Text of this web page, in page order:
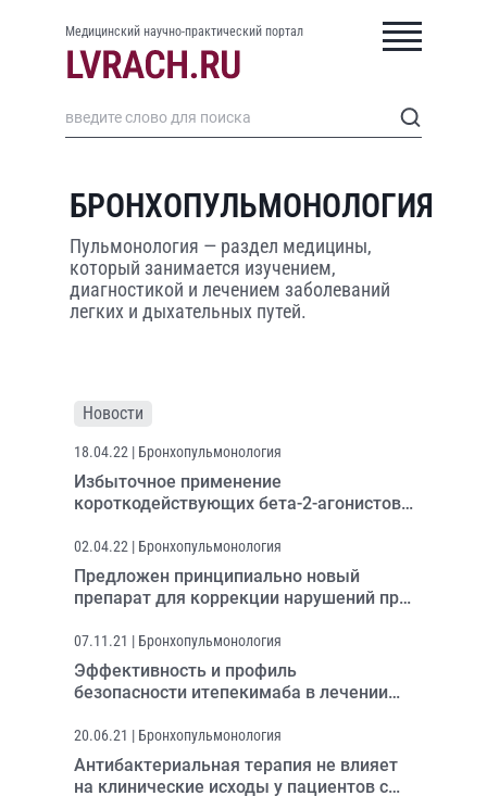
Медицинский научно-практический портал
БРОНХОПУЛЬМОНОЛОГИЯ
Пульмонология — раздел медицины,
который занимается изучением,
диагностикой и лечением заболеваний
легких и дыхательных путей.
Новости
18.04.22 | Бронхопульмонология
Избыточное применение
короткодействующих бета-2-агонистов
02.04.22 | Бронхопульмонология
Предложен принципиально новый
препарат для коррекции нарушений при
заболеваниях
07.11.21 | Бронхопульмонология
Эффективность и профиль
безопасности итепекимаба в лечении
тяжелого течения
20.06.21 | Бронхопульмонология
Антибактериальная терапия не влияет
на клинические исходы у пациентов с